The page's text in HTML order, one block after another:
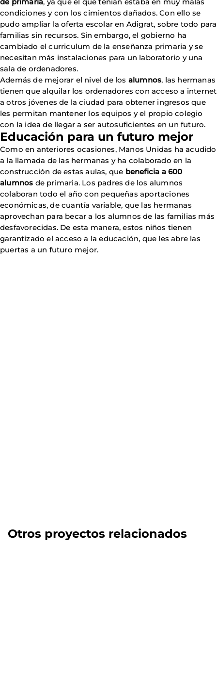
condiciones y con los cimientos dañados. Con ello se
pudo ampliar la oferta escolar en Adigrat, sobre todo para
familias sin recursos. Sin embargo, el gobierno ha
cambiado el curriculum de la enseñanza primaria y se
necesitan más instalaciones para un laboratorio y una
sala de ordenadores.
Además de mejorar el nivel de los alumnos, las hermanas
tienen que alquilar los ordenadores con acceso a internet
a otros jóvenes de la ciudad para obtener ingresos que
les permitan mantener los equipos y el propio colegio
con la idea de llegar a ser autosuficientes en un futuro.
Educación para un futuro mejor
Como en anteriores ocasiones, Manos Unidas ha acudido
a la llamada de las hermanas y ha colaborado en la
construcción de estas aulas, que beneficia a 600
alumnos de primaria. Los padres de los alumnos
colaboran todo el año con pequeñas aportaciones
económicas, de cuantía variable, que las hermanas
aprovechan para becar a los alumnos de las familias más
desfavorecidas. De esta manera, estos niños tienen
garantizado el acceso a la educación, que les abre las
puertas a un futuro mejor.
Otros proyectos relacionados